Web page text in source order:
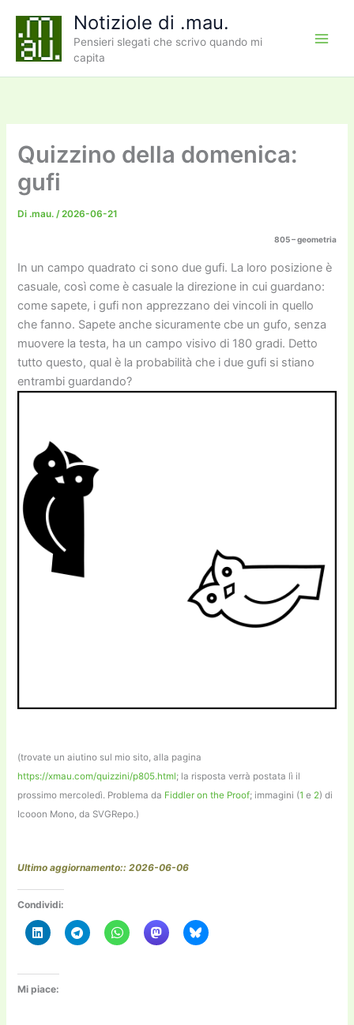
contenuto
Notiziole di .mau.
Pensieri slegati che scrivo quando mi
capita
Quizzino della domenica:
gufi
Di .mau./2026-06-21
805 – geometria
In un campo quadrato ci sono due gufi. La loro posizione è
casuale, così come è casuale la direzione in cui guardano:
come sapete, i gufi non apprezzano dei vincoli in quello
che fanno. Sapete anche sicuramente cbe un gufo, senza
muovere la testa, ha un campo visivo di 180 gradi. Detto
tutto questo, qual è la probabilità che i due gufi si stiano
entrambi guardando?
(trovate un aiutino sul mio sito, alla pagina
https://xmau.com/quizzini/p805.html; la risposta verrà postata lì il
prossimo mercoledì. Problema da Fiddler on the Proof; immagini (1 e 2) di
Icooon Mono, da SVGRepo.)
Ultimo aggiornamento:: 2026-06-06
Condividi:
Mi piace: